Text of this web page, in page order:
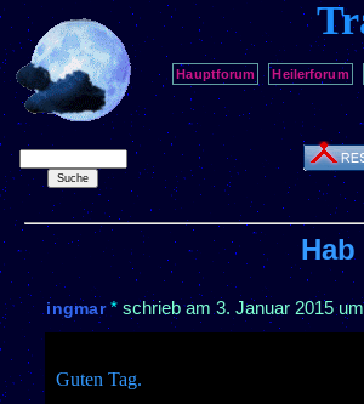
Hauptforum Heilerforum
ingmar*schrieb am3. Januar 2015
Guten Tag.